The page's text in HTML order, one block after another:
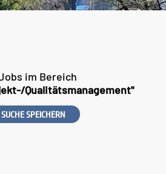
im Bereich
Qualitätsmanagement"
SUCHE SPEICHERN